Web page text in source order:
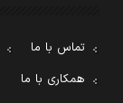
تماس با ما
همکاری با ما